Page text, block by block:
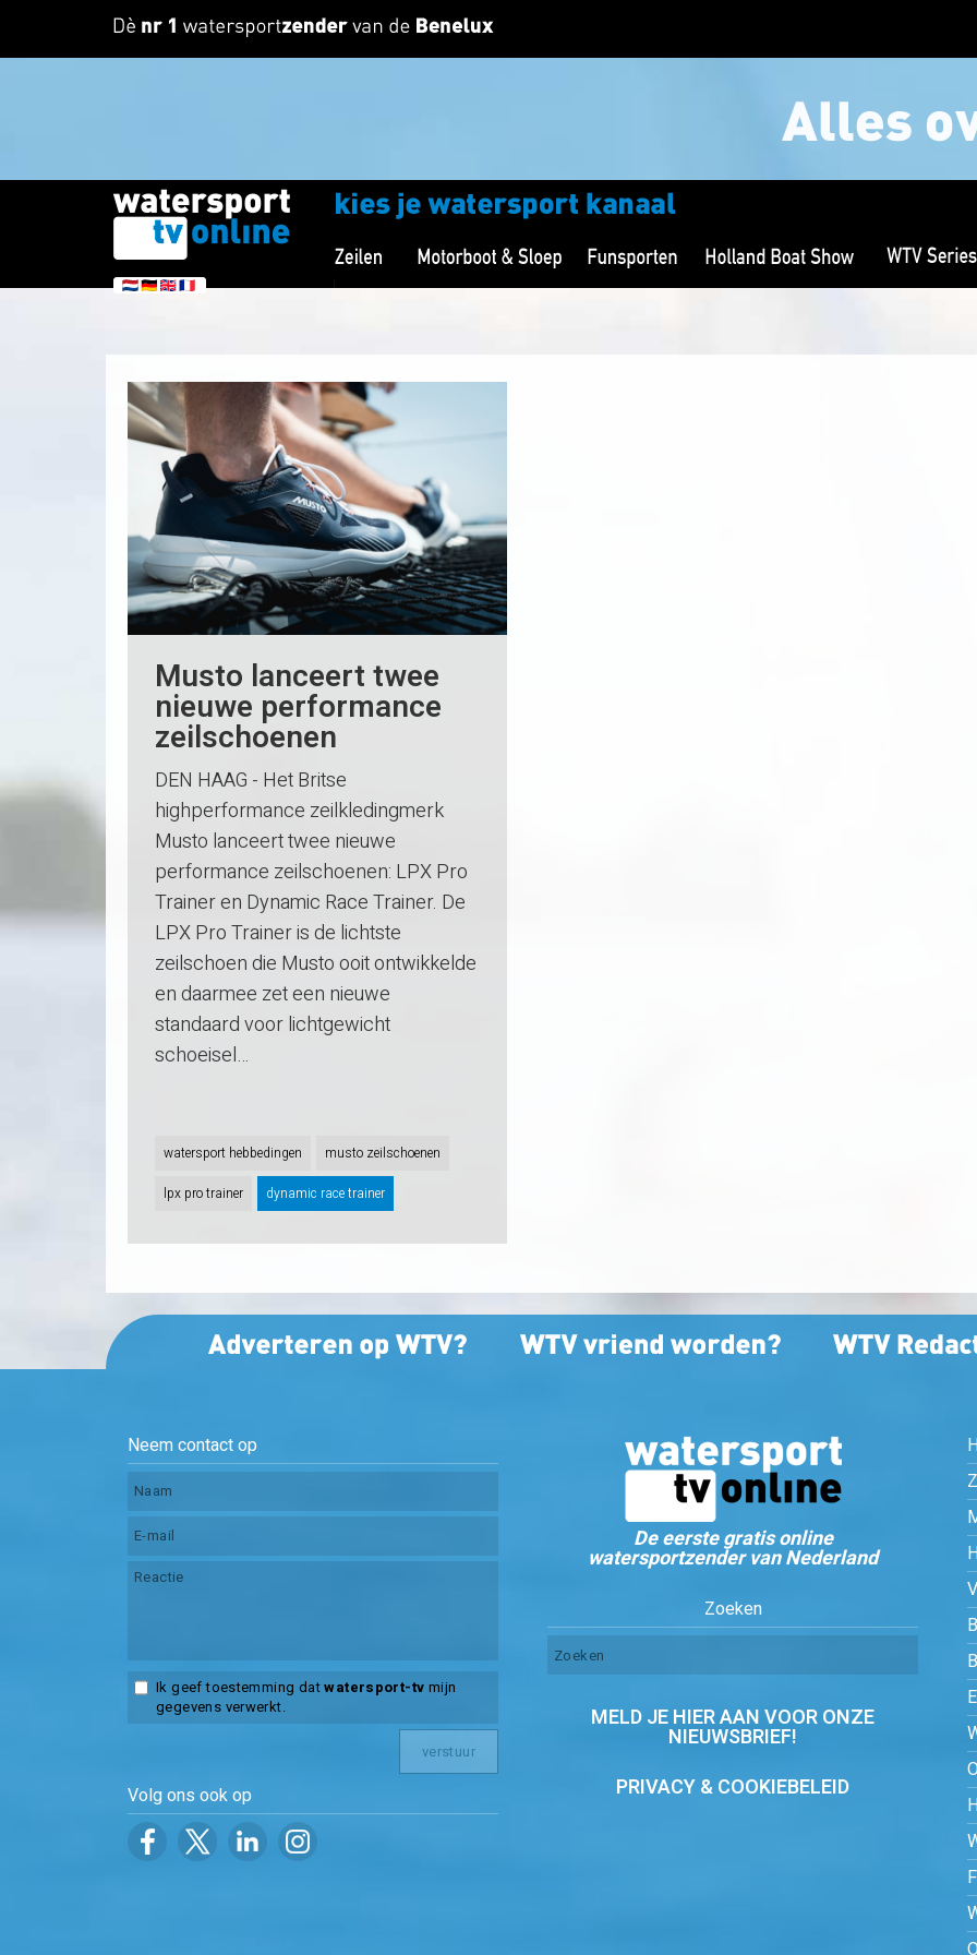
Musto lanceert twee
nieuwe performance
zeilschoenen
DEN HAAG - Het Britse
highperformance zeilkledingmerk
Musto lanceert twee nieuwe
performance zeilschoenen: LPX Pro
Trainer en Dynamic Race Trainer. De
LPX Pro Trainer is de lichtste
zeilschoen die Musto ooit ontwikkelde
en daarmee zet een nieuwe
standaard voor lichtgewicht
schoeisel…
watersport hebbedingen musto zeilschoenen
lpx pro trainer dynamic race trainer
Neem contact op
Ik geef toestemming datwatersport-tv mijn
gegevens verwerkt.
Volg ons ook op
De eerste gratis online
watersportzender van Nederland
Zoeken
MELD JE HIER AAN VOOR ONZE
NIEUWSBRIEF!
PRIVACY & COOKIEBELEID